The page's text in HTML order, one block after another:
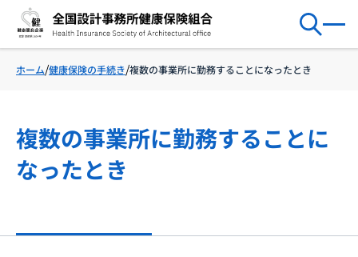
ホーム 健康保険の手続き 複数の事業所に勤務することになったとき
複数の事業所に勤務することに
なったとき